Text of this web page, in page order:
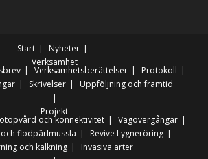
Start
Nyheter
Verksamhet
Verksamhetsberättelser
Protokoll
Skrivelser Uppföljning och framtid
Projekt
och konnektivitet
Vägövergångar
flodpärlmussla
Revive Lygneröring
och kalkning
Invasiva arter